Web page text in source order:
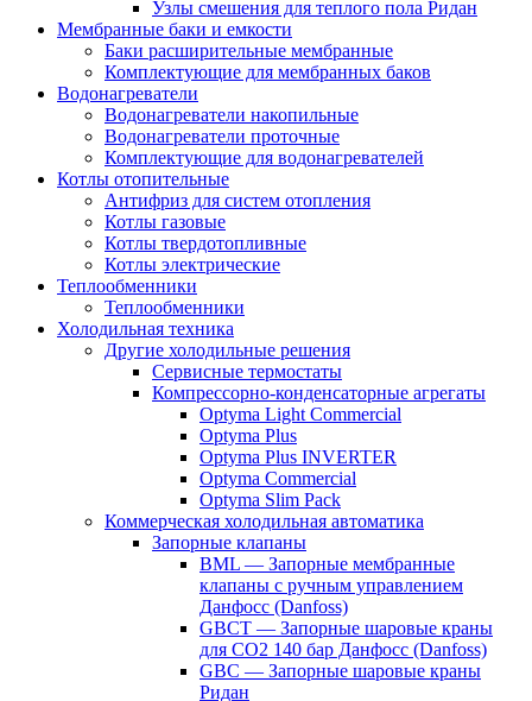
Узлы смешения для теплого пола Ридан
Мембранные баки и емкости
Баки расширительные мембранные
Комплектующие для мембранных баков
Водонагреватели
Водонагреватели накопильные
Водонагреватели проточные
Комплектующие для водонагревателей
Котлы отопительные
Антифриз для систем отопления
Котлы газовые
Котлы твердотопливные
Котлы электрические
Теплообменники
Теплообменники
Холодильная техника
Другие холодильные решения
Сервисные термостаты
Компрессорно-конденсаторные агрегаты
Optyma Light Commercial
Optyma Plus
Optyma Plus INVERTER
Optyma Commercial
Optyma Slim Pack
Коммерческая холодильная автоматика
Запорные клапаны
BML — Запорные мембранные
клапаны с ручным управлением
Данфосс (Danfoss)
GBCT — Запорные шаровые краны
для CO2 140 бар Данфосс (Danfoss)
GBC — Запорные шаровые краны
Ридан